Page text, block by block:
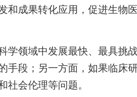
和成果转化应用，促进生物
学领域中发展最快、最具挑
手段；另一方面，如果临床
社会伦理等问题。